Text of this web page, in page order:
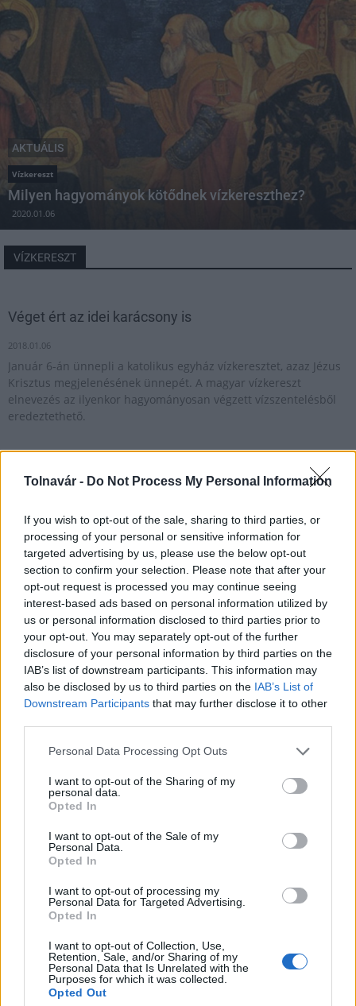
Tolnavár - Do Not Process My Personal Information
If you wish to opt-out of the sale, sharing to third parties, or
processing of your personal or sensitive information for
targeted advertising by us, please use the below opt-out
section to confirm your selection. Please note that after your
opt-out request is processed you may continue seeing
interest-based ads based on personal information utilized by
us or personal information disclosed to third parties prior to
your opt-out. You may separately opt-out of the further
disclosure of your personal information by third parties on the
IAB’s list of downstream participants. This information may
also be disclosed by us to third parties on the IAB’s List of
Downstream Participants that may further disclose it to other
Please note that this website/app uses one or more Google
not limited to your visit or usage behaviour. You may click to
grant or deny consent to Google and its third-party tags to
use your data for below specified purposes in below Google
consent section.
Personal Data Processing Opt Outs
I want to opt-out of the Sharing of my
personal data.
Opted In
I want to opt-out of the Sale of my
Personal Data.
Opted In
I want to opt-out of processing my
Personal Data for Targeted Advertising.
Opted In
I want to opt-out of Collection, Use,
Retention, Sale, and/or Sharing of my
Personal Data that Is Unrelated with the
Purposes for which it was collected.
Opted Out
AKTUÁLIS
Vízkereszt
Milyen hagyományok kötődnek vízkereszthez?
2020.01.06
VÍZKERESZT
Véget ért az idei karácsony is
2018.01.06
Január 6-án ünnepli a katolikus egyház vízkeresztet, azaz Jézus
Krisztus megjelenésének ünnepét. A magyar vízkereszt
elnevezés az ilyenkor hagyományosan végzett vízszentelésből
eredeztethető.
Vízkereszt hagyományai
1
HÍRLEVÉL
Név
Feliratkozom a hírlevélre és elfogadom az
szabályzatot!
LEGFRISSEBB
Megérkezett az eső a Duna vízgyűjtőjére
Megérkezett a rég várt eső a Duna vízgyűjtőjére, a folyó
magyarországi szakaszán azonban továbbra is csak pár
centiméteres vízszintváltozások jellemzőek.